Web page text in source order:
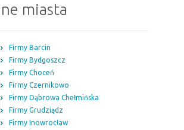
miasta
Firmy Barcin
Firmy Bydgoszcz
Firmy Choceń
Firmy Czernikowo
Firmy Dąbrowa Chełmińska
Firmy Grudziądz
Firmy Inowrocław